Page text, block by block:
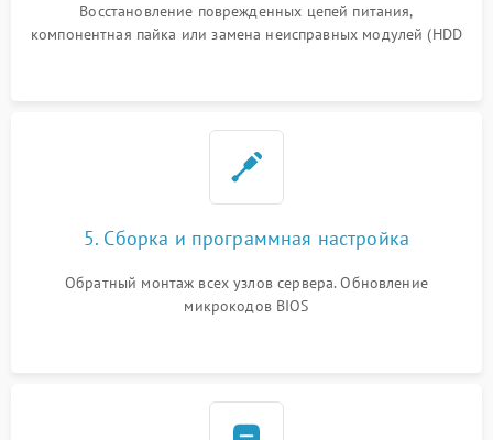
Восстановление поврежденных цепей питания,
компонентная пайка или замена неисправных модулей (HDD
5. Сборка и программная настройка
Обратный монтаж всех узлов сервера. Обновление
микрокодов BIOS